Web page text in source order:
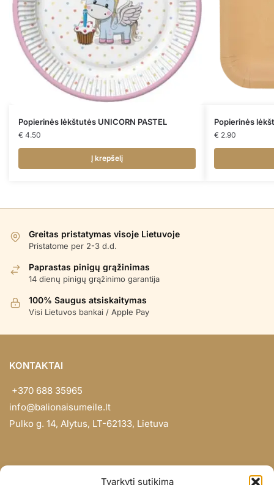
Tvarkyti sutikimą
Popierinės lėkštutės UNICORN PASTEL
€ 4.50
Į krepšelį
Popierinės
€ 2.90
Greitas pristatymas visoje Lietuvoje
Pristatome per 2-3 d.d.
Paprastas pinigų grąžinimas
14 dienų pinigų grąžinimo garantija
100% Saugus atsiskaitymas
Visi Lietuvos bankai / Apple Pay
KONTAKTAI
+370 688 35965
info@balionaisumeile.lt
Pulko g. 14, Alytus, LT-62133, Lietuva